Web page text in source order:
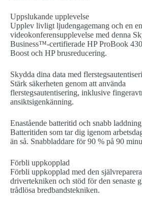
Uppslukande upplevelse
Upplev livligt ljudengagemang och en
videokonferensupplevelse med denna
Business™-certifierade HP ProBook
Boost och HP brusreducering.
Skydda dina data med
Stärk säkerheten genom att använda
flerstegsautentisering, inklusive
ansiktsigenkänning.
Enastående batteritid och snabb laddning
Batteritiden som tar dig igenom
än så. Snabbladdare för 90 % på 90
Förbli uppkopplad
Förbli uppkopplad med den
drivertekniken och stöd för den senaste
trådlösa bredbandstekniken.